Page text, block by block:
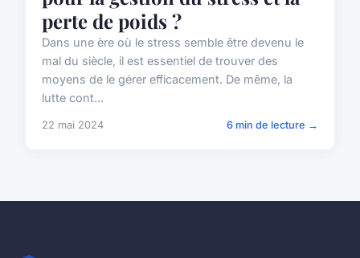
perte de poids ?
Dans une ère où le stress semble être devenu le
mal du siècle, il est essentiel de trouver des
moyens de le gérer efficacement. De même, la
lutte cont...
22 mai 2024 6 min de lecture →